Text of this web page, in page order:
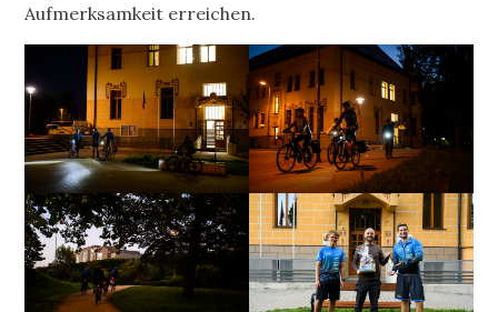
Aufmerksamkeit erreichen.